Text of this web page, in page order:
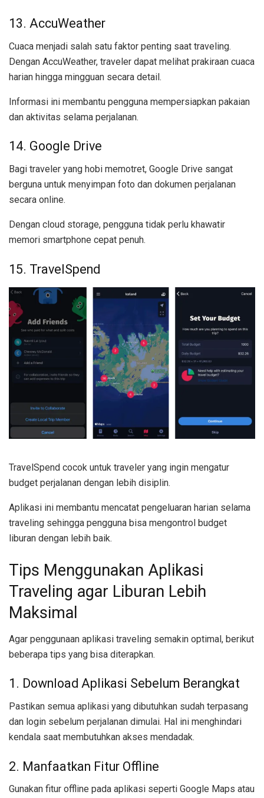
13. AccuWeather
Cuaca menjadi salah satu faktor penting saat traveling.
Dengan AccuWeather, traveler dapat melihat prakiraan cuaca
harian hingga mingguan secara detail.
Informasi ini membantu pengguna mempersiapkan pakaian
dan aktivitas selama perjalanan.
14. Google Drive
Bagi traveler yang hobi memotret, Google Drive sangat
berguna untuk menyimpan foto dan dokumen perjalanan
secara online.
Dengan cloud storage, pengguna tidak perlu khawatir
memori smartphone cepat penuh.
15. TravelSpend
TravelSpend cocok untuk traveler yang ingin mengatur
budget perjalanan dengan lebih disiplin.
Aplikasi ini membantu mencatat pengeluaran harian selama
traveling sehingga pengguna bisa mengontrol budget
liburan dengan lebih baik.
Tips Menggunakan Aplikasi
Traveling agar Liburan Lebih
Maksimal
Agar penggunaan aplikasi traveling semakin optimal, berikut
beberapa tips yang bisa diterapkan.
1. Download Aplikasi Sebelum Berangkat
Pastikan semua aplikasi yang dibutuhkan sudah terpasang
dan login sebelum perjalanan dimulai. Hal ini menghindari
kendala saat membutuhkan akses mendadak.
2. Manfaatkan Fitur Offline
Gunakan fitur offline pada aplikasi seperti Google Maps atau